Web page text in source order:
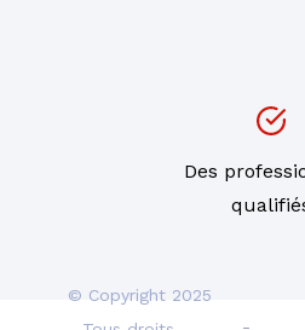
Des
© Copyright 2025